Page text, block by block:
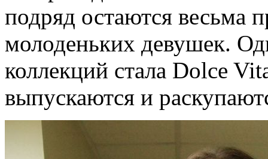
подряд остаются весьма
молоденьких девушек.
коллекций стала Dolce
выпускаются и